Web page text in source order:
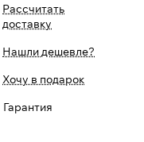
Рассчитать
доставку
Нашли дешевле?
Хочу в подарок
Гарантия
ПЛАЙТ